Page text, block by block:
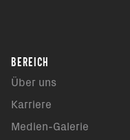
BEREICH
Über uns
Karriere
Medien-Galerie